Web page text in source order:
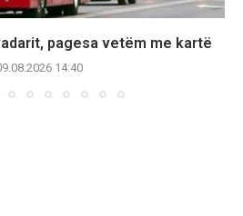
pagesa vetëm me kartë
14:40